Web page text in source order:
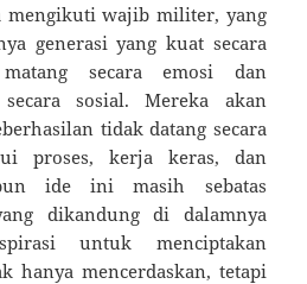
mengikuti wajib militer, yang
generasi yang kuat secara
secara emosi dan
sosial. Mereka akan
tidak datang secara
proses, kerja keras, dan
ide ini masih sebatas
dikandung di dalamnya
untuk menciptakan
hanya mencerdaskan, tetapi